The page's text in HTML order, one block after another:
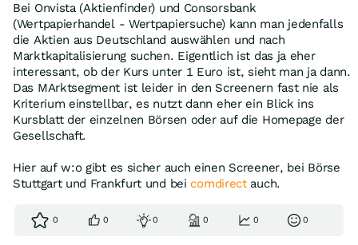
Bei Onvista (Aktienfinder) und Consorsbank
(Wertpapierhandel - Wertpapiersuche) kann man jedenfalls
die Aktien aus Deutschland auswählen und nach
Marktkapitalisierung suchen. Eigentlich ist das ja eher
interessant, ob der Kurs unter 1 Euro ist, sieht man ja dann.
Das MArktsegment ist leider in den Screenern fast nie als
Kriterium einstellbar, es nutzt dann eher ein Blick ins
Kursblatt der einzelnen Börsen oder auf die Homepage der
Gesellschaft.
Hier auf w:o gibt es sicher auch einen Screener, bei Börse
Stuttgart und Frankfurt und beicomdirectauch.
0 0 0 0 0 0